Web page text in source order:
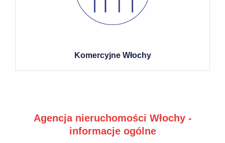
Komercyjne Włochy
Agencja nieruchomości Włochy -
informacje ogólne